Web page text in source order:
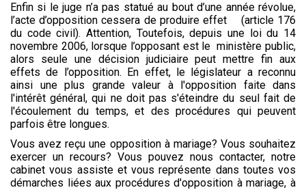
Enfin si le juge n’a pas statué au bout d’une année révolue,
l’acte d’opposition cessera de produire effet (article 176
du code civil). Attention, Toutefois, depuis une loi du 14
novembre 2006, lorsque l’opposant est le ministère public,
alors seule une décision judiciaire peut mettre fin aux
effets de l’opposition. En effet, le législateur a reconnu
ainsi une plus grande valeur à l'opposition faite dans
l'intérêt général, qui ne doit pas s'éteindre du seul fait de
l'écoulement du temps, et des procédures qui peuvent
parfois être longues.
Vous avez reçu une opposition à mariage? Vous souhaitez
exercer un recours? Vous pouvez nous contacter, notre
cabinet vous assiste et vous représente dans toutes vos
démarches liées aux procédures d'opposition à mariage, à